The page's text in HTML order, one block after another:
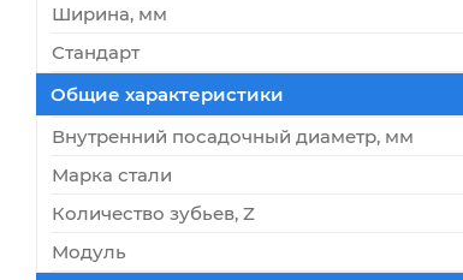
Ширина, мм
Стандарт
Общие характеристики
Внутренний посадочный диаметр, мм
Марка стали
Количество зубьев, Z
Модуль